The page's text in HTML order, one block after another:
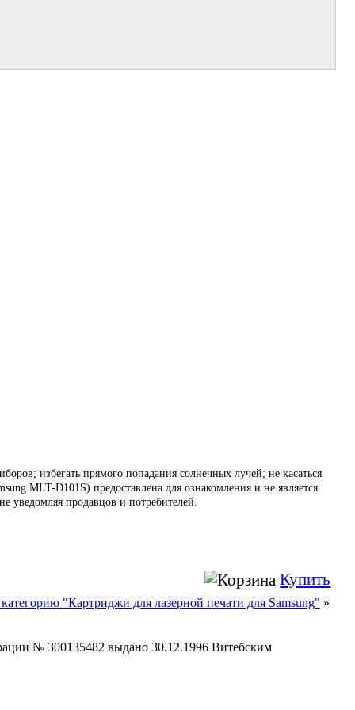
избегать прямого попадания солнечных лучей; не касаться
MLT-D101S) предоставлена для ознакомления и не является
уведомляя продавцов и потребителей.
Купить
"Картриджи для лазерной печати для Samsung" »
№ 300135482 выдано 30.12.1996 Витебским